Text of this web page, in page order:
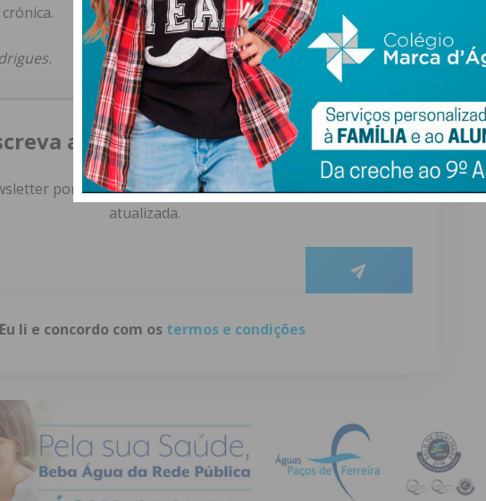
a newsletter do Imediato
por e-mail e obtenha de forma regular a informação
atualizada.
Eu li e concordo com os termos e condições